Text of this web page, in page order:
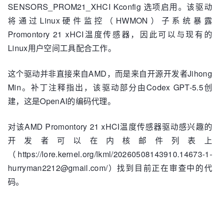
SENSORS_PROM21_XHCI Kconfig 选项启用。该驱动
将通过Linux硬件监控（HWMON）子系统暴露
Promontory 21 xHCI温度传感器，因此可以与现有的
Linux用户空间工具配合工作。
这个驱动并非直接来自AMD，而是来自开源开发者Jihong
Min。补丁注释指出，该驱动部分由Codex GPT-5.5创
建，这是OpenAI的编码代理。
对该AMD Promontory 21 xHCI温度传感器驱动感兴趣的
开发者可以在内核邮件列表上
（https://lore.kernel.org/lkml/20260508143910.14673-1-
hurryman2212@gmail.com/）找到目前正在审查中的代
码。